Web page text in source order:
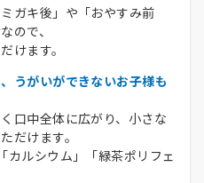
ガキ後」や「おやすみ前
ので、
けます。
うがいができないお子様も
口中全体に広がり、小さな
だけます。
カルシウム」「緑茶ポリフェ